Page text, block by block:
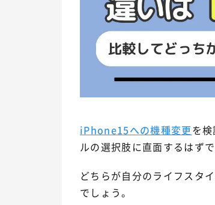
iPhone15への機種変更を
ルの選択肢に直面するはずで
どちらが自分のライフスタ
でしょう。